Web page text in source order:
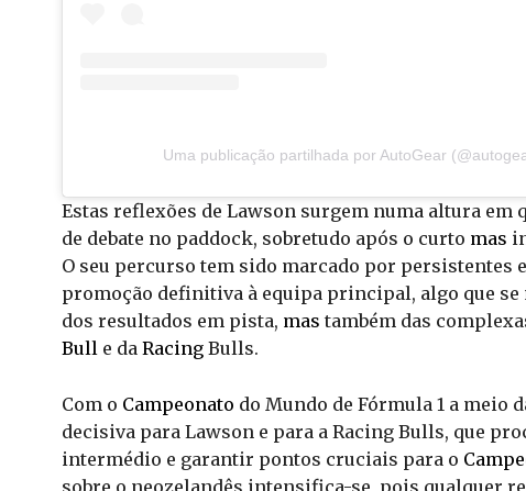
Uma publicação partilhada por AutoGear
Estas reflexões de Lawson surgem numa altura em
de debate no paddock, sobretudo após o curto mas
O seu percurso tem sido marcado por persistentes
promoção definitiva à equipa principal, algo que se
dos resultados em pista, mas também das
Bull e da Racing Bulls.
Com o Campeonato do Mundo de Fórmula 1 a meio
decisiva para Lawson e para a Racing Bulls, que
intermédio e garantir pontos cruciais para o
sobre o neozelandês intensifica-se, pois qualquer